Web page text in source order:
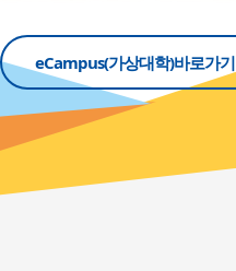
동참하러가기
eCampus(가상대학)바로가기
eCampus(가상대학)바로가기
동참하러가기
eCampus(가상대학)바로가기